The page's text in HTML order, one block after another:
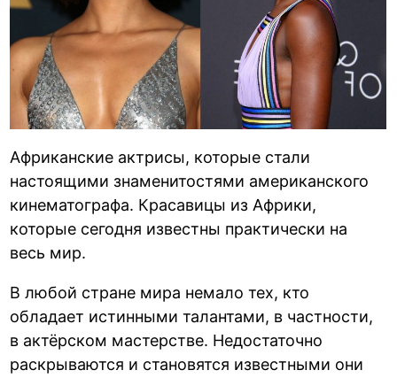
Африканские актрисы, которые стали
настоящими знаменитостями американского
кинематографа. Красавицы из Африки,
которые сегодня известны практически на
весь мир.
В любой стране мира немало тех, кто
обладает истинными талантами, в частности,
в актёрском мастерстве. Недостаточно
раскрываются и становятся известными они